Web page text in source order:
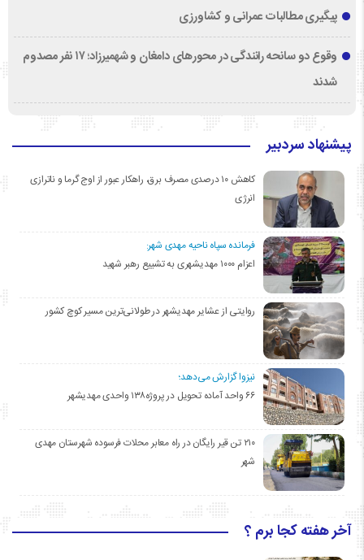
پیگیری مطالبات عمرانی و کشاورزی
وقوع دو سانحه رانندگی در محورهای دامغان و شهمیرزاد؛ ۱۷ نفر مصدوم
شدند
پیشنهاد سردبیر
کاهش ۱۰ درصدی مصرف برق، راهکار عبور از اوج گرما و ناترازی
انرژی
فرمانده سپاه ناحیه مهدی شهر:
اعزام ۱۰۰۰ مهدیشهری به تشییع رهبر شهید
روایتی از عشایر مهدیشهر در طولانی‌ترین مسیر کوچ کشور
نیزوا گزارش می‌دهد؛
۶۶ واحد آماده تحویل در پروژه۱۳۸ واحدی مهدیشهر
۲۱۰ تن قیر رایگان در راه معابر محلات فرسوده شهرستان مهدی
شهر
آخر هفته کجا برم ؟